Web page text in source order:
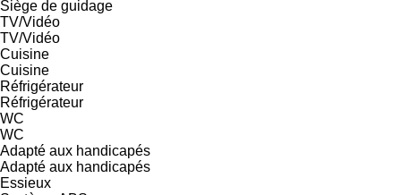
Siège de guidage
TV/Vidéo
TV/Vidéo
Cuisine
Cuisine
Réfrigérateur
Réfrigérateur
WC
WC
Adapté aux handicapés
Adapté aux handicapés
Essieux